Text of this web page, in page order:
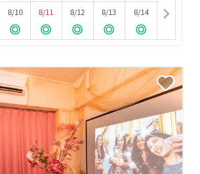
8/10
8/11
8/12
8/13
8/14